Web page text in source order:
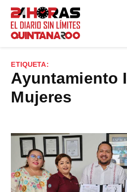
Saltar
contenido
ETIQUETA:
Ayuntamiento Isla
Mujeres